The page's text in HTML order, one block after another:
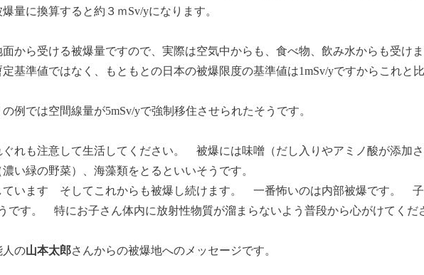
量に換算すると約３ｍSv/yになります。
面から受ける被爆量ですので、実際は空気中からも、食べ物、飲み水からも受け
基準値ではなく、もともとの日本の被爆限度の基準値は1mSv/yですからこれと
例では空間線量が5mSv/yで強制移住させられたそうです。
ぐれも注意して生活してください。 被爆には味噌（だし入りやアミノ酸が添加
濃い緑の野菜）、海藻類をとるといいそうです。
ています そしてこれからも被爆し続けます。 一番怖いのは内部被爆です。 子
です。 特にお子さん体内に放射性物質が溜まらないよう普段から心がけてく
人の山本太郎さんからの被爆地へのメッセージです。